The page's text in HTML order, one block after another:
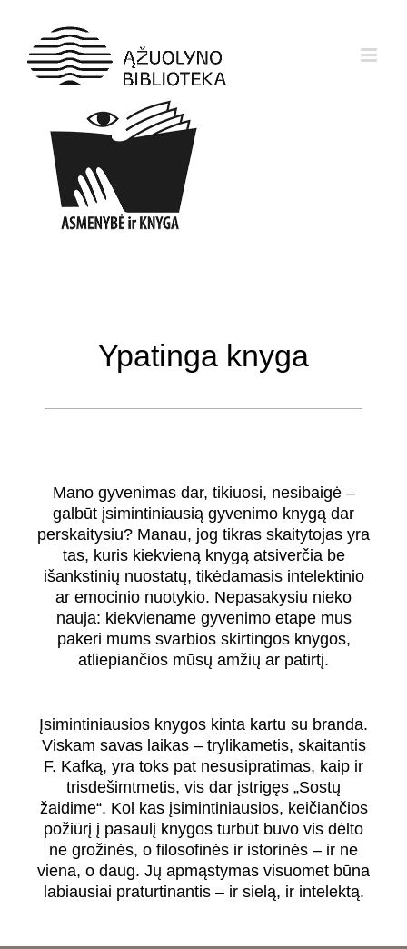
content
Ypatinga knyga
Mano gyvenimas dar, tikiuosi, nesibaigė –
galbūt įsimintiniausią gyvenimo knygą dar
perskaitysiu? Manau, jog tikras skaitytojas yra
tas, kuris kiekvieną knygą atsiverčia be
išankstinių nuostatų, tikėdamasis intelektinio
ar emocinio nuotykio. Nepasakysiu nieko
nauja: kiekviename gyvenimo etape mus
pakeri mums svarbios skirtingos knygos,
atliepiančios mūsų amžių ar patirtį.
Įsimintiniausios knygos kinta kartu su branda.
Viskam savas laikas – trylikametis, skaitantis
F. Kafką, yra toks pat nesusipratimas, kaip ir
trisdešimtmetis, vis dar įstrigęs „Sostų
žaidime“. Kol kas įsimintiniausios, keičiančios
požiūrį į pasaulį knygos turbūt buvo vis dėlto
ne grožinės, o filosofinės ir istorinės – ir ne
viena, o daug. Jų apmąstymas visuomet būna
labiausiai praturtinantis – ir sielą, ir intelektą.